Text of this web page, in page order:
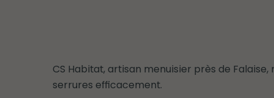
CS Habitat, artisan menuisier près de Falaise,
serrures efficacement.